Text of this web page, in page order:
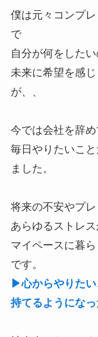
僕は元々コンプ
で
自分が何をした
未来に希望を感
が、、
今では会社を辞め
毎日やりたいこ
ました。
将来の不安やプ
あらゆるストレス
マイペースに暮
です。
▶心からやりた
持てるようにな